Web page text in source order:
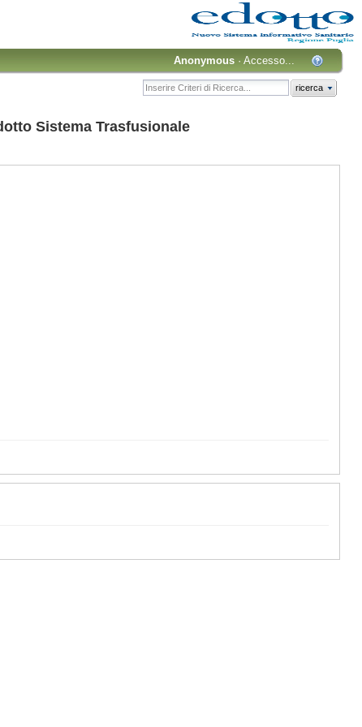
Anonymous ·Accesso...
ricerca
Sistema Trasfusionale